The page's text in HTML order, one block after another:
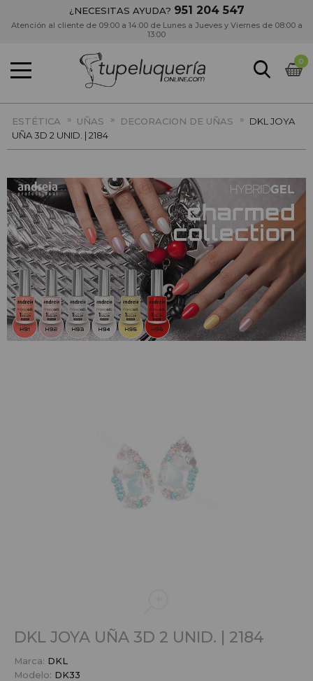
¿NECESITAS AYUDA? 951 204 547
Atención al cliente de 09:00 a 14:00 de Lunes a Jueves y Viernes de 08:00 a
13:00
0
ESTÉTICA » UÑAS » DECORACION DE UÑAS » DKL JOYA
UÑA 3D 2 UNID. | 2184
DKL JOYA UÑA 3D 2 UNID. | 2184
Marca: DKL
Modelo: DK33